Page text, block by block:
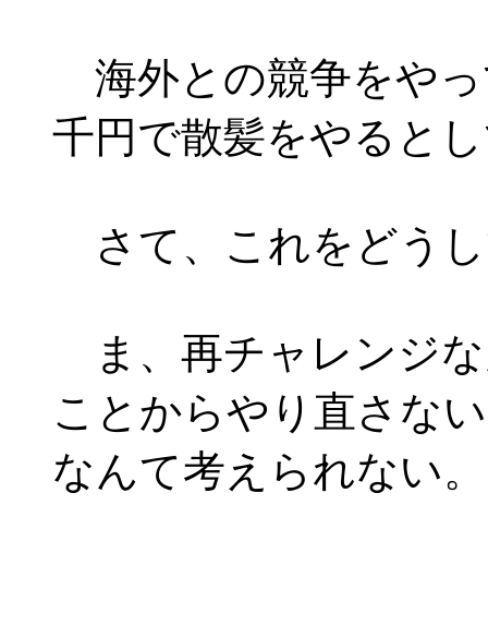
海外との競争をや
千円で散髪をやると
さて、これをどう
ま、再チャレンジな
ことからやり直さな
なんて考えられない。